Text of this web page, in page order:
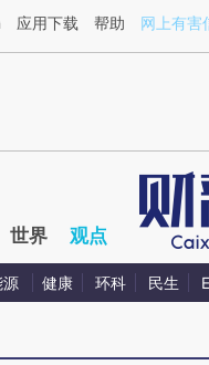
应用下载 帮助 网上有害
世界 观点
源 健康 环科 民生